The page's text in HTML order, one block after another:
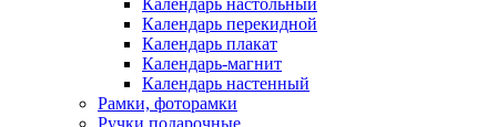
Календарь настольный
Календарь перекидной
Календарь плакат
Календарь-магнит
Календарь настенный
Рамки, фоторамки